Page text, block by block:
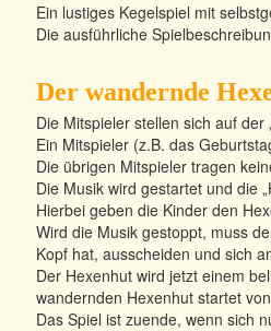
Ein lustiges Kegelspiel mit
Die ausführliche
Der wandernde
Die Mitspieler stellen sich auf
Ein Mitspieler (z.B. das
Die übrigen Mitspieler tragen
Die Musik wird gestartet und die
Hierbei geben die Kinder den
Wird die Musik gestoppt, muss
Kopf hat, ausscheiden und sich
Der Hexenhut wird jetzt einem
wandernden Hexenhut startet
Das Spiel ist zuende, wenn sich